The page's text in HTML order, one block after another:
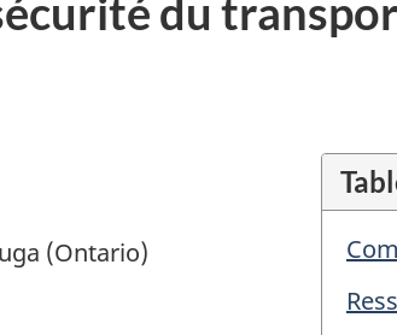
du
(Ontario)